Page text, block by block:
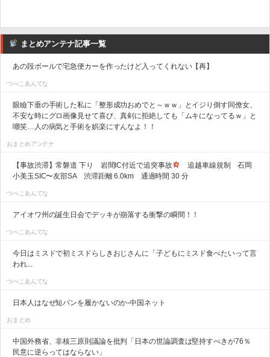
まとめアンテナ記事一覧
あの段ボールで宅急便カーを作ったけど入ってくれない【再】
つべこあんてな
眼瞼下垂の手術した私に「整形成功おめでと～ｗｗ」とイジり倒す同僚女、
不安な時にグロ画像見せて喜び、真剣に拒絶しても「ムキになってるｗ」と
嘲笑…人の病気と手術を娯楽にすんなよ！！
おまとめアンテナ
【事故渋滞】常磐道 下り 岩間IC付近で追突事故
追越車線規制 石岡
小美玉SIC〜友部SA 渋滞距離 6.0km 通過時間 30 分
つべこあんてな
アイオワ州の誕生日会でデッキが崩落する衝撃の瞬間！！
つべこあんてな
今日はミスドで初ミスドらしきおじさんに「子どもにミスド食べたいって言
われ...
つべこあんてな
日本人はなぜ短パンを履かないのか-中国ネット
おまとめ
中国外務省、非核三原則議論を批判「日本の世論調査は堅持すべきが76％
民意に逆らってはならない」